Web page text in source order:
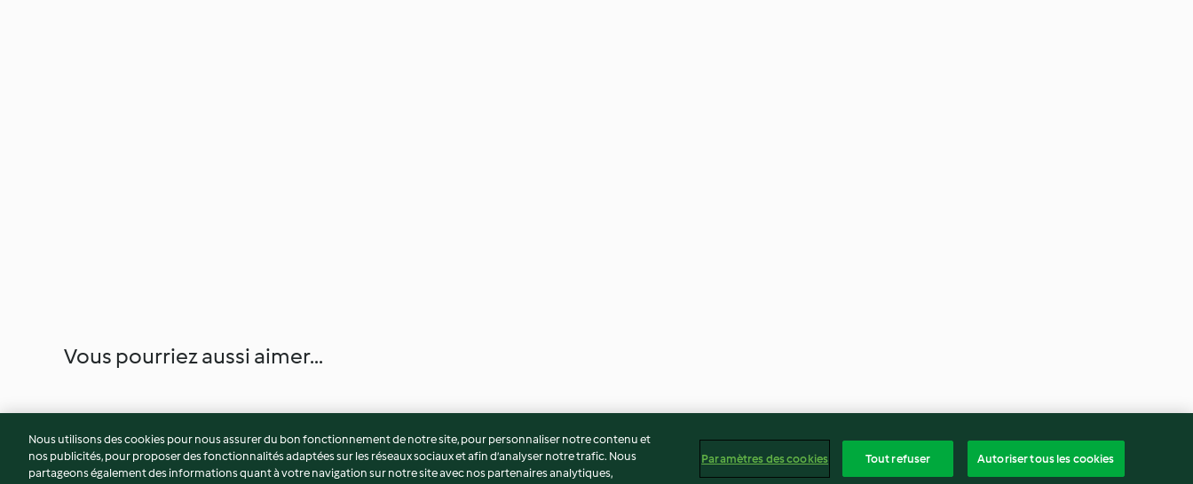
Vous pourriez aussi aimer...
Nous utilisons des cookies pour nous assurer du bon fonctionnement de notre site, pour personnaliser notre contenu et
nos publicités, pour proposer des fonctionnalités adaptées sur les réseaux sociaux et afin d’analyser notre trafic. Nous
partageons également des informations quant à votre navigation sur notre site avec nos partenaires analytiques,
Paramètres des cookies Tout refuser Autoriser tous les cookies